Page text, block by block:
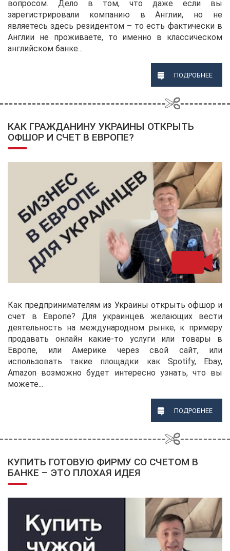
вопросом. Дело в том, что даже если вы
зарегистрировали компанию в Англии, но не
являетесь здесь резидентом – то есть фактически в
Англии не проживаете, то именно в классическом
английском банке...
ПОДРОБНЕЕ
КАК ГРАЖДАНИНУ УКРАИНЫ ОТКРЫТЬ
ОФШОР И СЧЕТ В ЕВРОПЕ?
Как предпринимателям из Украины открыть офшор и
счет в Европе? Для украинцев желающих вести
деятельность на международном рынке, к примеру
продавать онлайн какие-то услуги или товары в
Европе, или Америке через свой сайт, или
использовать такие площадки как Spotify, Ebay,
Amazon возможно будет интересно узнать, что вы
можете...
ПОДРОБНЕЕ
КУПИТЬ ГОТОВУЮ ФИРМУ СО СЧЕТОМ В
БАНКЕ – ЭТО ПЛОХАЯ ИДЕЯ